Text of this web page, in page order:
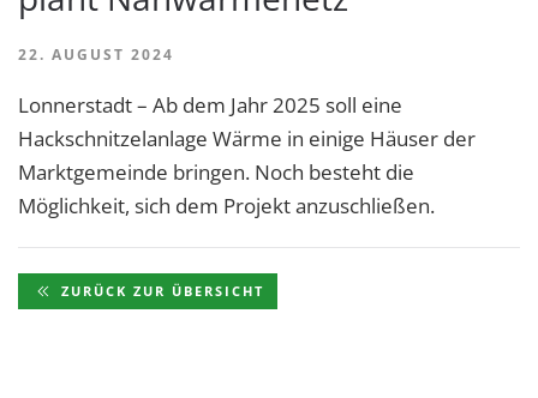
22. AUGUST 2024
Lonnerstadt – Ab dem Jahr 2025 soll eine
Hackschnitzelanlage Wärme in einige Häuser der
Marktgemeinde bringen. Noch besteht die
Möglichkeit, sich dem Projekt anzuschließen.
ZURÜCK ZUR ÜBERSICHT